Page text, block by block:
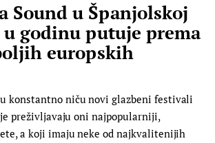
Sound u Španjolskoj
godinu putuje prema
europskih
konstantno niču novi glazbeni festivali
preživljavaju oni najpopularniji,
a koji imaju neke od najkvalitenijih